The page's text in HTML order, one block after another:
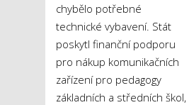
chybělo potřebné
technické vybavení. Stát
poskytl finanční podporu
pro nákup komunikačních
zařízení pro pedagogy
základních a středních škol,